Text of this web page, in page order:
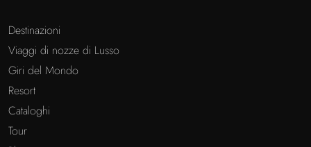
Destinazioni
Viaggi di nozze di Lusso
Giri del Mondo
Resort
Cataloghi
Tour